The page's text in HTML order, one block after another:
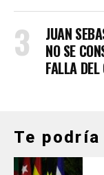
JUAN
NO SE
FALLA
Te